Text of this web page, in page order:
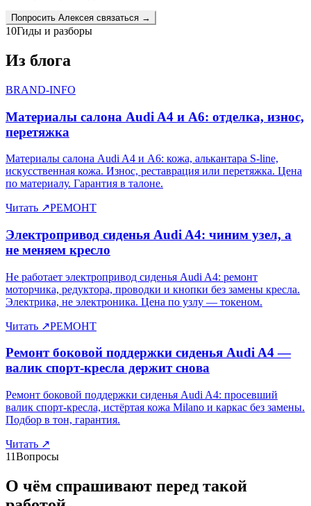
Попросить Алексея связаться →
10Гиды и разборы
Из блога
BRAND-INFO
Материалы салона Audi A4 и A6: отделка, износ,
перетяжка
Материалы салона Audi A4 и A6: кожа, алькантара S-line,
искусственная кожа. Износ, реставрация или перетяжка. Цена
по материалу. Гарантия в талоне.
Читать ↗РЕМОНТ
Электропривод сиденья Audi A4: чиним узел, а
не меняем кресло
Не работает электропривод сиденья Audi A4: ремонт
моторчика, редуктора, проводки и кнопки без замены кресла.
Электрика, не электроника. Цена по узлу — токеном.
Читать ↗РЕМОНТ
Ремонт боковой поддержки сиденья Audi A4 —
валик спорт-кресла держит снова
Ремонт боковой поддержки сиденья Audi A4: просевший
валик спорт-кресла, истёртая кожа Milano и каркас без замены.
Подбор в тон, гарантия.
Читать ↗
11Вопросы
О чём спрашивают перед такой